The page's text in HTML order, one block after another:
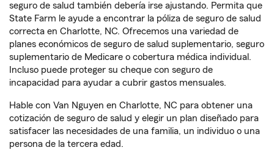
seguro de salud también debería irse ajustando. Permita que
State Farm le ayude a encontrar la póliza de seguro de salud
correcta en Charlotte, NC. Ofrecemos una variedad de
planes económicos de seguro de salud suplementario, seguro
suplementario de Medicare o cobertura médica individual.
Incluso puede proteger su cheque con seguro de
incapacidad para ayudar a cubrir gastos mensuales.
Hable con Van Nguyen en Charlotte, NC para obtener una
cotización de seguro de salud y elegir un plan diseñado para
satisfacer las necesidades de una familia, un individuo o una
persona de la tercera edad.